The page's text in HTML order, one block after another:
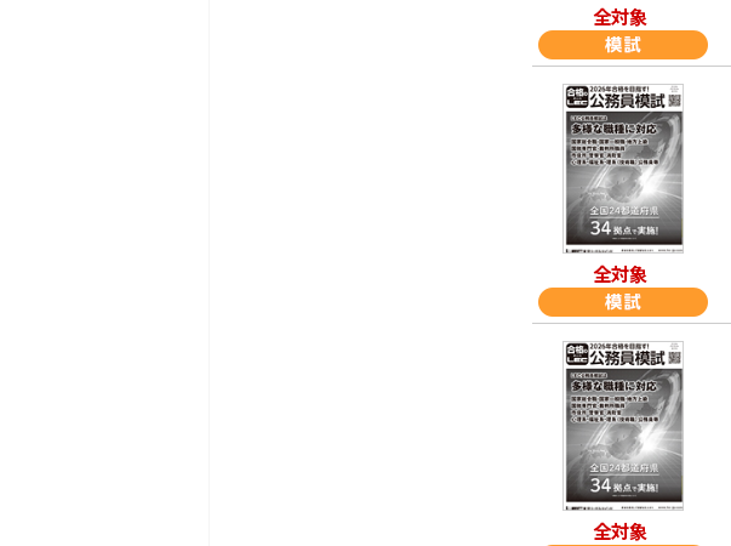
全対象
全対象
全対象